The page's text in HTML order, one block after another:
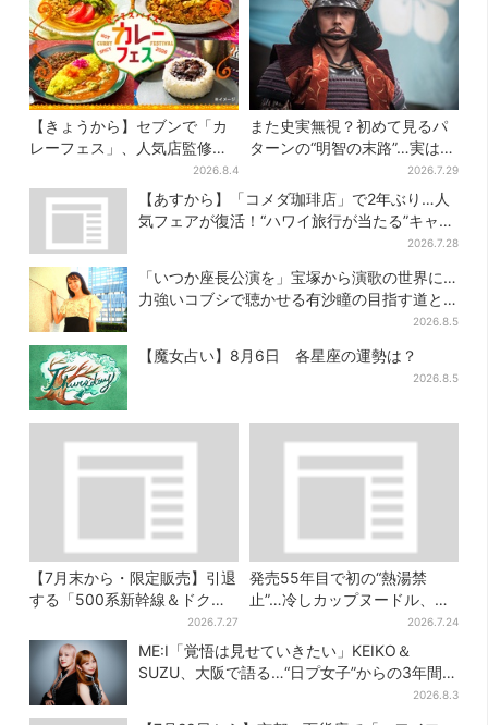
【きょうから】セブンで「カ
レーフェス」、人気店監修メ
ニューなど全15品！お得な割
引キャンペーンは2週間だけ
2026.8.4
また史実無視？初めて見るパ
ターンの“明智の末路”…実は、
ありえなくもない！？【豊臣
兄弟】
2026.7.29
【あすから】「コメダ珈琲店」で2年ぶり…人
気フェアが復活！“ハワイ旅行が当たる”キャン
2026.7.28
「いつか座長公演を」宝塚から演歌の世界に…
力強いコブシで聴かせる有沙瞳の目指す道と
2026.8.5
【魔女占い】8月6日 各星座の運勢は？
2026.8.5
【7月末から・限定販売】引退
する「500系新幹線＆ドクタ
ーイエロー」×人気ドーナツ店
がコラボ、手土産の切り札に
2026.7.27
発売55年目で初の“熱湯禁
止”…冷しカップヌードル、公
式に聞いたおいしい作り方を
実践してみた
2026.7.24
ME:I「覚悟は見せていきたい」KEIKO＆
SUZU、大阪で語る…“日プ女子”からの3年間
2026.8.3